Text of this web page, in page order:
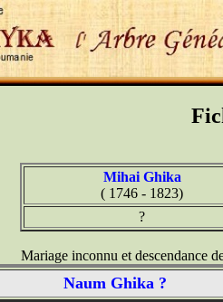
Mihai Ghika
( 1746 - 1823)
?
Mariage inconnu et descendance
Naum Ghika ?